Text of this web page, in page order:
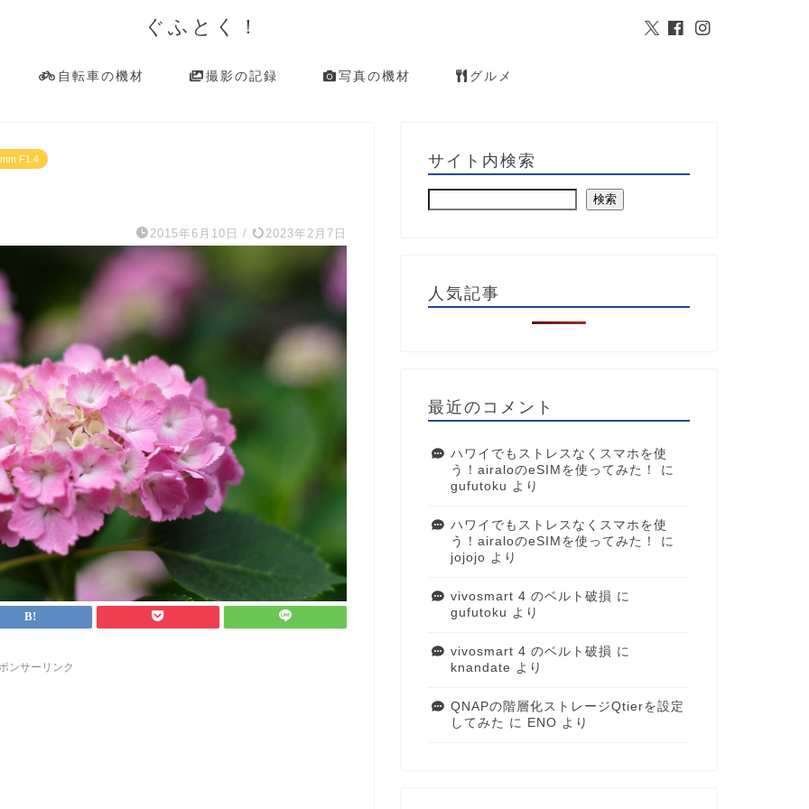
ぐふとく！
自転車の機材 撮影の記録 写真の機材 グルメ
F1.4
2015年6月10日 / 2023年2月7日
ンサーリンク
サイト内検索
検索
人気記事
最近のコメント
ハワイでもストレスなくスマホを使
う！airaloのeSIMを使ってみた！
に
gufutoku より
ハワイでもストレスなくスマホを使
う！airaloのeSIMを使ってみた！
に
jojojo より
vivosmart 4 のベルト破損 に
gufutoku より
vivosmart 4 のベルト破損 に
knandate より
QNAPの階層化ストレージQtierを設定
してみた に ENO より